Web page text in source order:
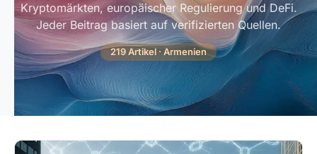
Kryptomärkten, europäischer Regulierung und DeFi.
Jeder Beitrag basiert auf verifizierten Quellen.
219 Artikel · Armenien